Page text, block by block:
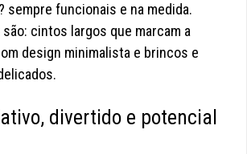
? sempre funcionais e na medida.
cintos largos que marcam a
design minimalista e brincos e
divertido e potencial